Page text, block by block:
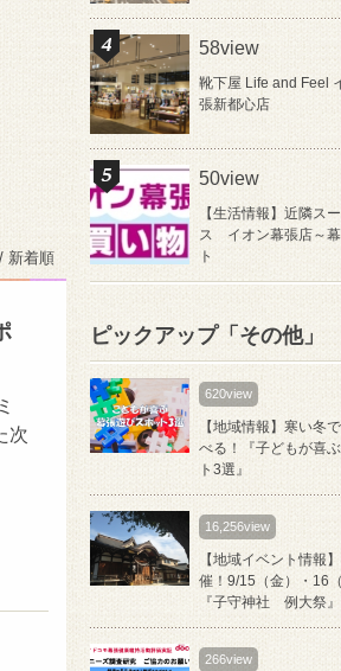
新着順
次
58view
靴下屋 Life and Feel
張新都心店
50view
【生活情報】近隣ス
ス イオン幕張店～
ト
ピックアップ「その他」
620view
【地域情報】寒い冬
べる！『⼦どもが喜
ト3選』
16,256view
【地域イベント情報
催！9/15（金）・16
『子守神社 例大祭』
266view